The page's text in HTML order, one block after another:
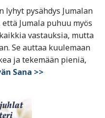
lyhyt pysähdys Jumalan
Jumala puhuu myös
vastauksia, mutta
Se auttaa kuulemaan
ja tekemään pieniä,
Sana >>